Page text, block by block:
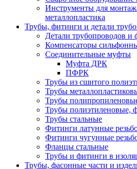
Инструменты для
металлопластика
Трубы, фитинги и детали
Детали трубопроводов и
Компенсаторы
Соединительные муфты
Муфта ДРК
ПФРК
Трубы из сшитого
Трубы
Трубы
Трубы полиэтиленовые,
Трубы стальные
Фитинги латунные
Фитинги чугунные
Фланцы стальные
Трубы и фитинги в
Трубы, фасонные части и